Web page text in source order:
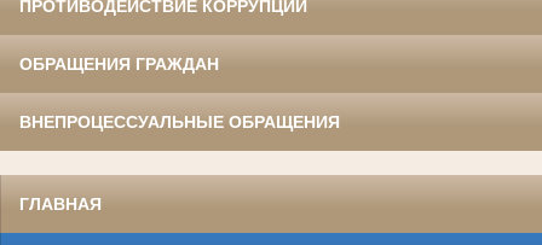
ПРОТИВОДЕЙСТВИЕ КОРРУПЦИИ
ОБРАЩЕНИЯ ГРАЖДАН
ВНЕПРОЦЕССУАЛЬНЫЕ ОБРАЩЕНИЯ
ГЛАВНАЯ